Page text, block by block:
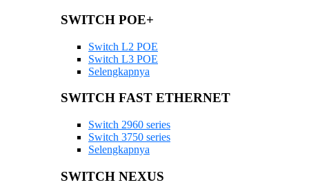
SWITCH POE+
Switch L2 POE
Switch L3 POE
Selengkapnya
SWITCH FAST ETHERNET
Switch 2960 series
Switch 3750 series
Selengkapnya
SWITCH NEXUS